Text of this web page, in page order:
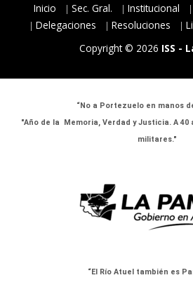
Inicio Sec. Gral. Institucional
Delegaciones
Resoluciones
Copyright © 2026 ISS -
“No a Portezuelo en manos
"Año de la Memoria, Verdad y Justicia. A
militares."
“El Río Atuel también es